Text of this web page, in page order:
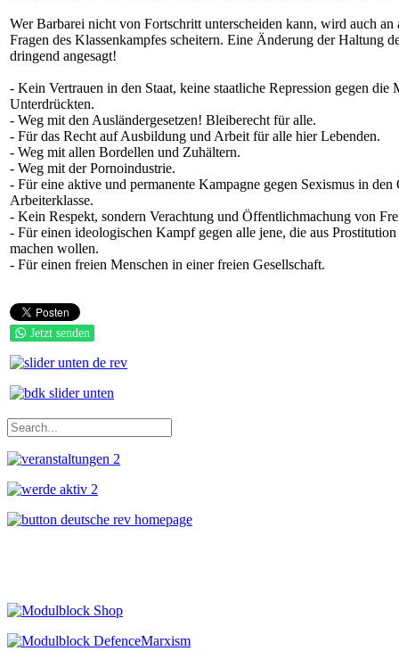
Wer Barbarei nicht von Fortschritt unterscheiden kann, wird auch an
Fragen des Klassenkampfes scheitern. Eine Änderung der Haltung
dringend angesagt!
- Kein Vertrauen in den Staat, keine staatliche Repression gegen die
Unterdrückten.
- Weg mit den Ausländergesetzen! Bleiberecht für alle.
- Für das Recht auf Ausbildung und Arbeit für alle hier Lebenden.
- Weg mit allen Bordellen und Zuhältern.
- Weg mit der Pornoindustrie.
- Für eine aktive und permanente Kampagne gegen Sexismus in den
Arbeiterklasse.
- Kein Respekt, sondern Verachtung und Öffentlichmachung von
- Für einen ideologischen Kampf gegen alle jene, die aus
machen wollen.
- Für einen freien Menschen in einer freien Gesellschaft.
Jetzt senden